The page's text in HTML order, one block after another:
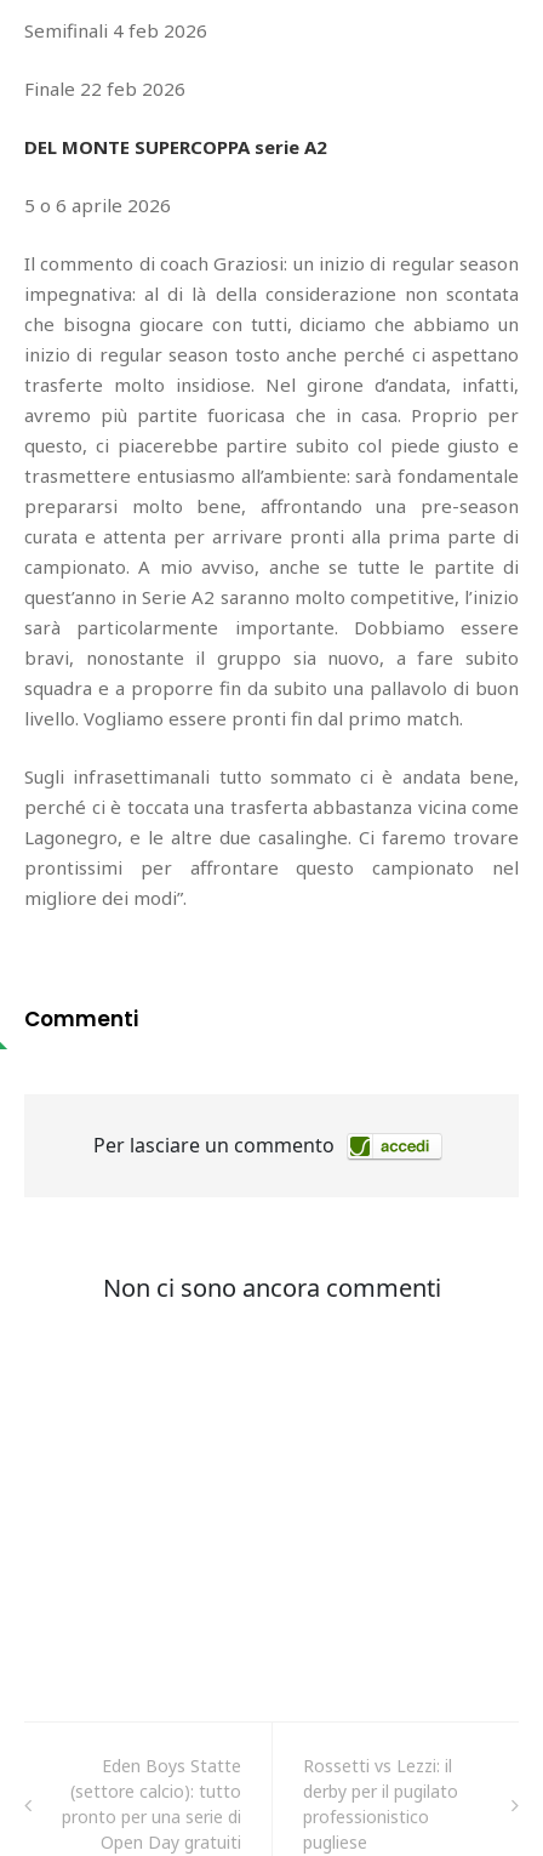
Semifinali 4 feb 2026
Finale 22 feb 2026
DEL MONTE SUPERCOPPA serie A2
5 o 6 aprile 2026
Il commento di coach Graziosi: un inizio di regular season
impegnativa: al di là della considerazione non scontata
che bisogna giocare con tutti, diciamo che abbiamo un
inizio di regular season tosto anche perché ci aspettano
trasferte molto insidiose. Nel girone d’andata, infatti,
avremo più partite fuoricasa che in casa. Proprio per
questo, ci piacerebbe partire subito col piede giusto e
trasmettere entusiasmo all’ambiente: sarà fondamentale
prepararsi molto bene, affrontando una pre-season
curata e attenta per arrivare pronti alla prima parte di
campionato. A mio avviso, anche se tutte le partite di
quest’anno in Serie A2 saranno molto competitive, l’inizio
sarà particolarmente importante. Dobbiamo essere
bravi, nonostante il gruppo sia nuovo, a fare subito
squadra e a proporre fin da subito una pallavolo di buon
livello. Vogliamo essere pronti fin dal primo match.
Sugli infrasettimanali tutto sommato ci è andata bene,
perché ci è toccata una trasferta abbastanza vicina come
Lagonegro, e le altre due casalinghe. Ci faremo trovare
prontissimi per affrontare questo campionato nel
migliore dei modi”.
Commenti
Eden Boys Statte
(settore calcio): tutto
pronto per una serie di
Open Day gratuiti
Rossetti vs Lezzi: il
derby per il pugilato
professionistico
pugliese